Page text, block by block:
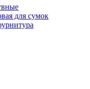
для сумок